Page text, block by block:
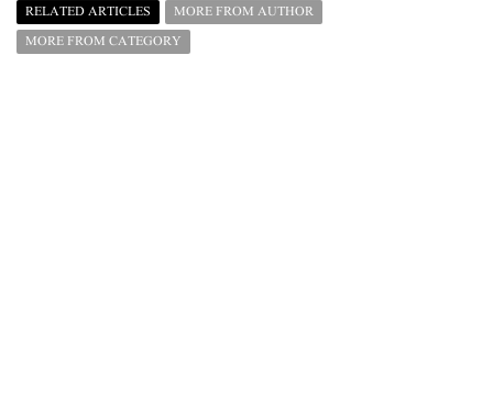
RELATED ARTICLES
MORE FROM AUTHOR
MORE FROM CATEGORY